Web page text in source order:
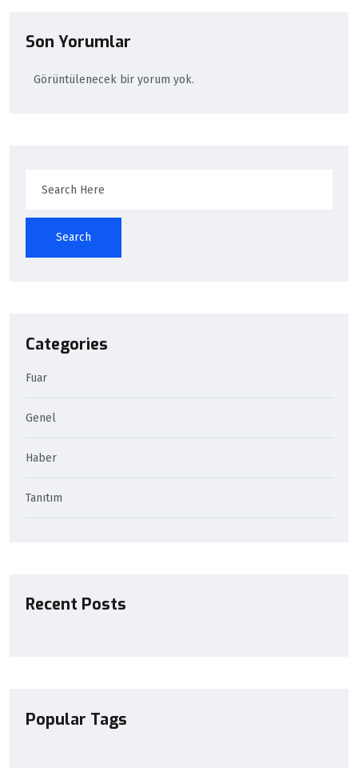
Son Yorumlar
Görüntülenecek bir yorum yok.
Search
Categories
Fuar
Genel
Haber
Tanıtım
Recent Posts
Popular Tags